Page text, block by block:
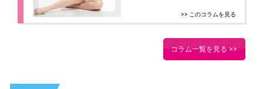
>> このコラムを見る
コラム一覧を見る >>